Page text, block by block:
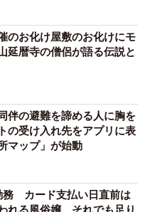
のお化け屋敷のお化けにモ
暦寺の僧侶が語る伝説と
伴の避難を諦める人に胸を
受け入れ先をアプリに表
マップ」が始動
務 カード支払い日直前は
れる風俗嬢 それでも足り